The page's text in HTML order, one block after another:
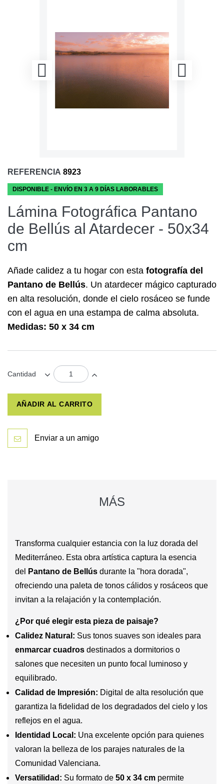
REFERENCIA 8923
DISPONIBLE - ENVÍO EN 3 A 9 DÍAS LABORABLES
Lámina Fotográfica Pantano
de Bellús al Atardecer - 50x34
cm
Añade calidez a tu hogar con esta fotografía del
Pantano de Bellús. Un atardecer mágico capturado
en alta resolución, donde el cielo rosáceo se funde
con el agua en una estampa de calma absoluta.
Medidas: 50 x 34 cm
Cantidad
AÑADIR AL CARRITO
Enviar a un amigo
MÁS
Transforma cualquier estancia con la luz dorada del
Mediterráneo. Esta obra artística captura la esencia
del
Pantano de Bellús durante la "hora dorada",
ofreciendo una paleta de tonos cálidos y rosáceos que
invitan a la relajación y la contemplación.
¿Por qué elegir esta pieza de paisaje?
Calidez Natural: Sus tonos suaves son ideales para
enmarcar cuadros destinados a dormitorios o
salones que necesiten un punto focal luminoso y
equilibrado.
Calidad de Impresión: Digital de alta resolución que
garantiza la fidelidad de los degradados del cielo y los
reflejos en el agua.
Identidad Local: Una excelente opción para quienes
valoran la belleza de los parajes naturales de la
Comunidad Valenciana.
Versatilidad: Su formato de 50 x 34 cm permite